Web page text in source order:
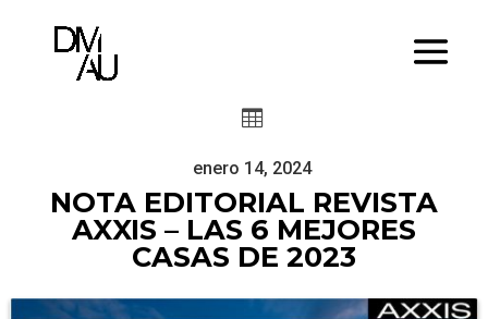

enero 14, 2024
NOTA EDITORIAL REVISTA
AXXIS – LAS 6 MEJORES
CASAS DE 2023